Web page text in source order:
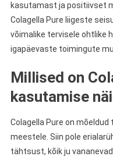
kasutamast ja positiivset
Colagella Pure liigeste
võimalike tervisele ohtlike
igapäevaste toimingute
Millised on
kasutamise
Colagella Pure on
meestele. Siin pole
tähtsust, kõik ju vananevad.